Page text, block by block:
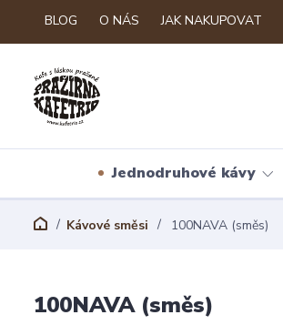
BLOG O NÁS JAK NAKUPOVAT
Jednodruhové kávy
Kávové směsi 100NAVA (směs)
100NAVA (směs)